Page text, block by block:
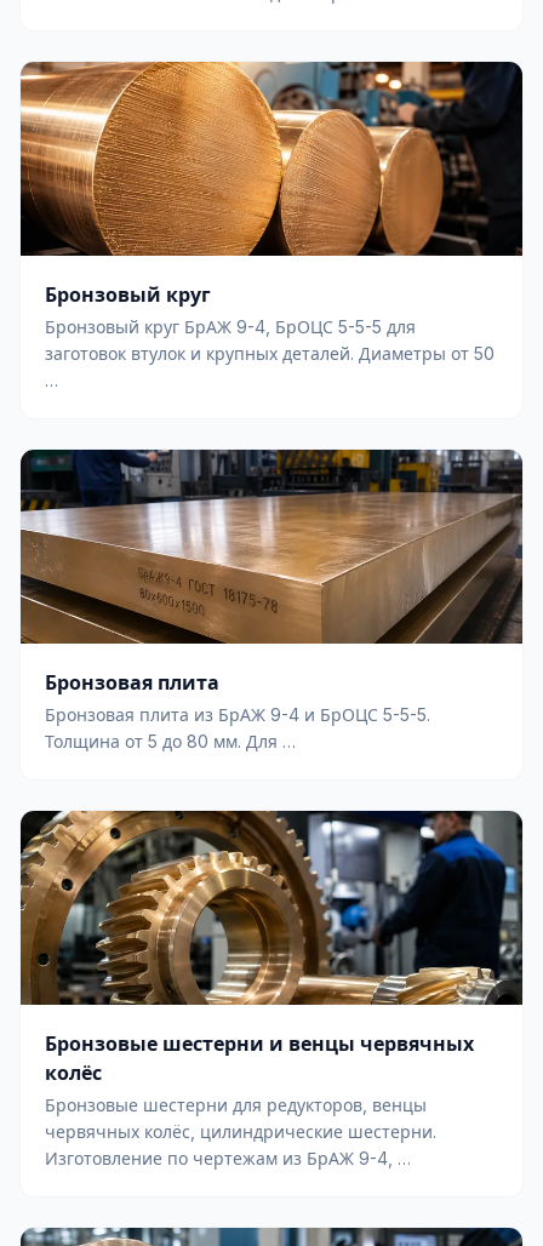
Бронзовый круг
Бронзовый круг БрАЖ 9-4, БрОЦС 5-5-5 для
заготовок втулок и крупных деталей. Диаметры от 50
…
Бронзовая плита
Бронзовая плита из БрАЖ 9-4 и БрОЦС 5-5-5.
Толщина от 5 до 80 мм. Для …
Бронзовые шестерни и венцы червячных
колёс
Бронзовые шестерни для редукторов, венцы
червячных колёс, цилиндрические шестерни.
Изготовление по чертежам из БрАЖ 9-4, …